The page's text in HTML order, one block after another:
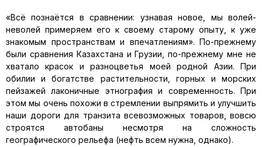
«Всё познаётся в сравнении: узнавая новое, мы волей-
неволей примеряем его к своему старому опыту, к уже
знакомым пространствам и впечатлениям». По-прежнему
были сравнения Казахстана и Грузии, по-прежнему мне не
хватало красок и разноцветья моей родной Азии. При
обилии и богатстве растительности, горных и морских
пейзажей лаконичные этнография и современность. При
этом мы очень похожи в стремлении выпрямить и улучшить
наши дороги для транзита всевозможных товаров, вовсю
строятся автобаны несмотря на сложность
географического рельефа (нефть всем нужна, однако).